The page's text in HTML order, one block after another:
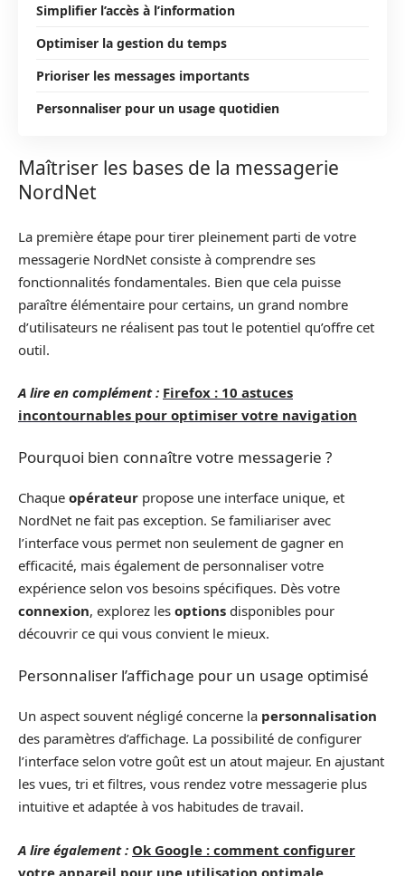
Simplifier l’accès à l’information
Optimiser la gestion du temps
Prioriser les messages importants
Personnaliser pour un usage quotidien
Maîtriser les bases de la messagerie
NordNet
La première étape pour tirer pleinement parti de votre
messagerie NordNet consiste à comprendre ses
fonctionnalités fondamentales. Bien que cela puisse
paraître élémentaire pour certains, un grand nombre
d’utilisateurs ne réalisent pas tout le potentiel qu’offre cet
outil.
A lire en complément : Firefox : 10 astuces
incontournables pour optimiser votre navigation
Pourquoi bien connaître votre messagerie ?
Chaque opérateur propose une interface unique, et
NordNet ne fait pas exception. Se familiariser avec
l’interface vous permet non seulement de gagner en
efficacité, mais également de personnaliser votre
expérience selon vos besoins spécifiques. Dès votre
connexion, explorez les options disponibles pour
découvrir ce qui vous convient le mieux.
Personnaliser l’affichage pour un usage optimisé
Un aspect souvent négligé concerne la personnalisation
des paramètres d’affichage. La possibilité de configurer
l’interface selon votre goût est un atout majeur. En ajustant
les vues, tri et filtres, vous rendez votre messagerie plus
intuitive et adaptée à vos habitudes de travail.
A lire également : Ok Google : comment configurer
votre appareil pour une utilisation optimale